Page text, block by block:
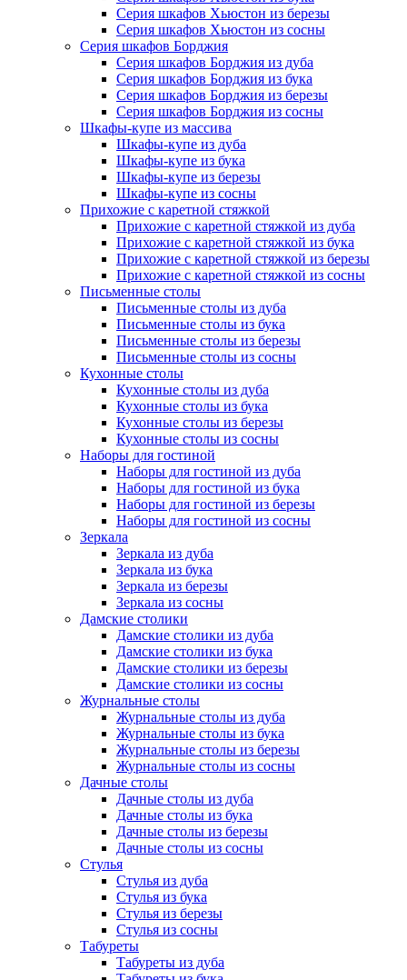
Серия шкафов Хьюстон из березы
Серия шкафов Хьюстон из сосны
Серия шкафов Борджия
Серия шкафов Борджия из дуба
Серия шкафов Борджия из бука
Серия шкафов Борджия из березы
Серия шкафов Борджия из сосны
Шкафы-купе из массива
Шкафы-купе из дуба
Шкафы-купе из бука
Шкафы-купе из березы
Шкафы-купе из сосны
Прихожие с каретной стяжкой
Прихожие с каретной стяжкой из дуба
Прихожие с каретной стяжкой из бука
Прихожие с каретной стяжкой из березы
Прихожие с каретной стяжкой из сосны
Письменные столы
Письменные столы из дуба
Письменные столы из бука
Письменные столы из березы
Письменные столы из сосны
Кухонные столы
Кухонные столы из дуба
Кухонные столы из бука
Кухонные столы из березы
Кухонные столы из сосны
Наборы для гостиной
Наборы для гостиной из дуба
Наборы для гостиной из бука
Наборы для гостиной из березы
Наборы для гостиной из сосны
Зеркала
Зеркала из дуба
Зеркала из бука
Зеркала из березы
Зеркала из сосны
Дамские столики
Дамские столики из дуба
Дамские столики из бука
Дамские столики из березы
Дамские столики из сосны
Журнальные столы
Журнальные столы из дуба
Журнальные столы из бука
Журнальные столы из березы
Журнальные столы из сосны
Дачные столы
Дачные столы из дуба
Дачные столы из бука
Дачные столы из березы
Дачные столы из сосны
Стулья
Стулья из дуба
Стулья из бука
Стулья из березы
Стулья из сосны
Табуреты
Табуреты из дуба